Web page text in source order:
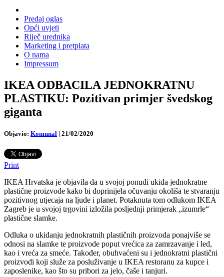
Predaj oglas
Opći uvjeti
Riječ urednika
Marketing i pretplata
O nama
Impressum
IKEA ODBACILA JEDNOKRATNU
PLASTIKU: Pozitivan primjer švedskog
giganta
Objavio: Komunal | 21/02/2020
Print
IKEA Hrvatska je objavila da u svojoj ponudi ukida jednokratne
plastične proizvode kako bi doprinijela očuvanju okoliša te stvaranju
pozitivnog utjecaja na ljude i planet. Potaknuta tom odlukom IKEA
Zagreb je u svojoj trgovini izložila posljednji primjerak „izumrle“
plastične slamke.
Odluka o ukidanju jednokratnih plastičnih proizvoda ponajviše se
odnosi na slamke te proizvode poput vrećica za zamrzavanje i led,
kao i vreća za smeće. Također, obuhvaćeni su i jednokratni plastični
proizvodi koji služe za posluživanje u IKEA restoranu za kupce i
zaposlenike, kao što su pribori za jelo, čaše i tanjuri.